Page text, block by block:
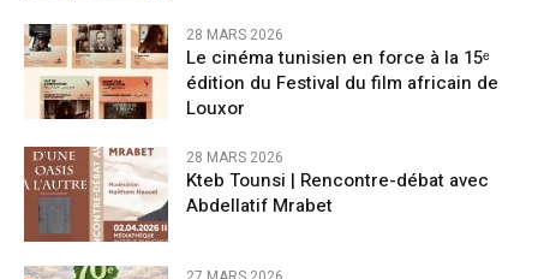
28 MARS 2026
Le cinéma tunisien en force à la 15ᵉ
édition du Festival du film africain de
Louxor
28 MARS 2026
Kteb Tounsi | Rencontre-débat avec
Abdellatif Mrabet